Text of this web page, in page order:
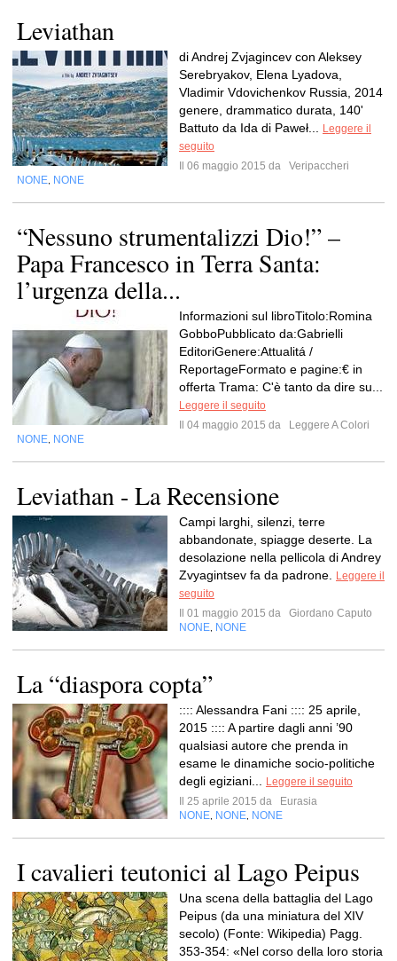
Leviathan
di Andrej Zvjagincev con Aleksey
Serebryakov, Elena Lyadova,
Vladimir Vdovichenkov Russia, 2014
genere, drammatico durata, 140'
Battuto da Ida di Paweł...
Leggere il
seguito
Il 06 maggio 2015 da
Veripaccheri
NONE NONE
“Nessuno strumentalizzi Dio!” –
Papa Francesco in Terra Santa:
l’urgenza della...
Informazioni sul libroTitolo:Romina
GobboPubblicato da:Gabrielli
EditoriGenere:Attualitá /
ReportageFormato e pagine:€ in
offerta Trama: C'è tanto da dire su...
Leggere il seguito
Il 04 maggio 2015 da
Leggere A Colori
NONE NONE
Leviathan - La Recensione
Campi larghi, silenzi, terre
abbandonate, spiagge deserte. La
desolazione nella pellicola di Andrey
Zvyagintsev fa da padrone.
Leggere il
seguito
Il 01 maggio 2015 da
Giordano Caputo
NONE NONE
La “diaspora copta”
:::: Alessandra Fani :::: 25 aprile,
2015 :::: A partire dagli anni ’90
qualsiasi autore che prenda in
esame le dinamiche socio-politiche
degli egiziani...
Leggere il seguito
Il 25 aprile 2015 da
Eurasia
NONE NONE NONE
I cavalieri teutonici al Lago Peipus
Una scena della battaglia del Lago
Peipus (da una miniatura del XIV
secolo) (Fonte: Wikipedia) Pagg.
353-354: «Nel corso della loro storia